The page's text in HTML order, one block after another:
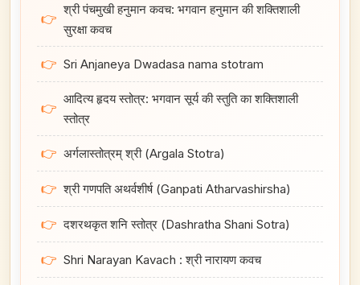
👉
श्री पंचमुखी हनुमान कवच: भगवान हनुमान की शक्तिशाली
सुरक्षा कवच
👉 Sri Anjaneya Dwadasa nama stotram
👉
आदित्य हृदय स्तोत्र: भगवान सूर्य की स्तुति का शक्तिशाली
स्तोत्र
👉 अर्गलास्तोत्रम् श्री (Argala Stotra)
👉 श्री गणपति अथर्वशीर्ष (Ganpati Atharvashirsha)
👉 दशरथकृत शनि स्तोत्र (Dashratha Shani Sotra)
👉 Shri Narayan Kavach : श्री नारायण कवच